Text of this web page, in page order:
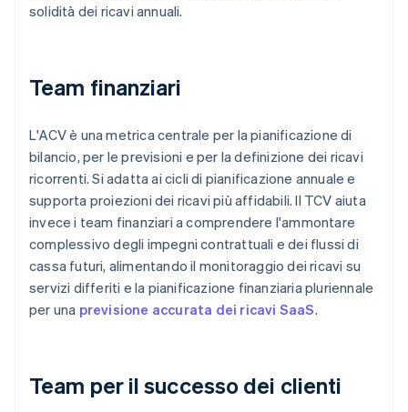
solidità dei ricavi annuali.
Team finanziari
L'ACV è una metrica centrale per la pianificazione di
bilancio, per le previsioni e per la definizione dei ricavi
ricorrenti. Si adatta ai cicli di pianificazione annuale e
supporta proiezioni dei ricavi più affidabili. Il TCV aiuta
invece i team finanziari a comprendere l'ammontare
complessivo degli impegni contrattuali e dei flussi di
cassa futuri, alimentando il monitoraggio dei ricavi su
servizi differiti e la pianificazione finanziaria pluriennale
per una previsione accurata dei ricavi SaaS.
Team per il successo dei clienti